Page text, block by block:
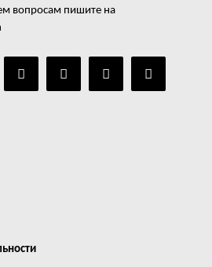
вопросам пишите на